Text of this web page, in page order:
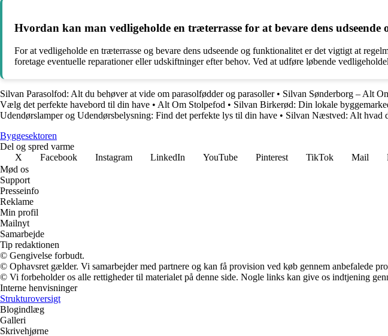
Hvordan kan man vedligeholde en træterrasse for at bevare dens udseende
For at vedligeholde en træterrasse og bevare dens udseende og funktionalitet er det vigtigt at
foretage eventuelle reparationer eller udskiftninger efter behov. Ved at udføre løbende
Silvan Parasolfod: Alt du behøver at vide om parasolfødder og parasoller• Silvan Sønderborg – Alt
Vælg det perfekte havebord til din have • Alt Om Stolpefod • Silvan Birkerød: Din lokale
Udendørslamper og Udendørsbelysning: Find det perfekte lys til din have • Silvan Næstved: Alt hvad
Byggesektoren
Del og spred varme
X
Facebook Instagram LinkedIn YouTube Pinterest TikTok Mail
Mød os
Support
Presseinfo
Reklame
Min profil
Mailnyt
Samarbejde
Tip redaktionen
© Gengivelse forbudt.
© Ophavsret gælder. Vi samarbejder med partnere og kan få provision ved køb gennem anbefalede
© Vi forbeholder os alle rettigheder til materialet på denne side. Nogle links kan give os indtjening
Interne henvisninger
Strukturoversigt
Blogindlæg
Galleri
Skrivehjørne